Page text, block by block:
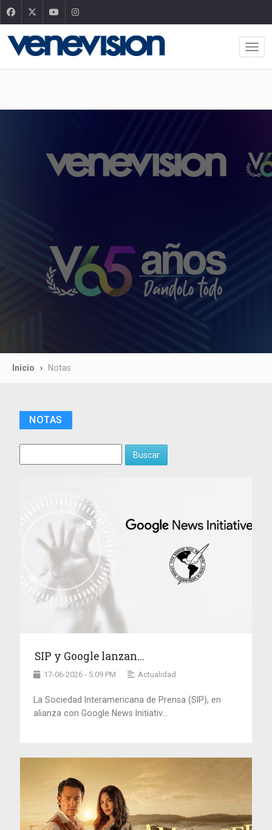
Inicio Notas
NOTAS
Buscar
SIP y Google lanzan...
17-06-2026 - 5:09 PM Actualidad
La Sociedad Interamericana de Prensa (SIP), en
alianza con Google News Initiativ...